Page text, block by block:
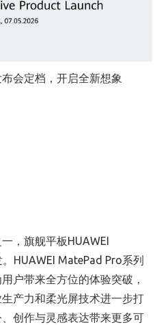
会定档，开启全新想象
，旗舰平板HUAWEI
HUAWEI MatePad Pro系列
户带来全方位的体验突破，
产力和柔光屏技术进一步打
创作与灵感表达带来更多可